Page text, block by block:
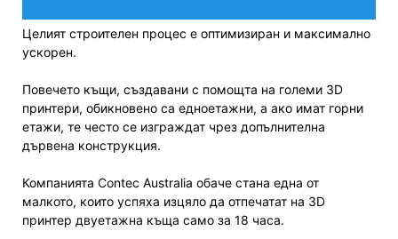
Целият строителен процес е оптимизиран и максимално
ускорен.
Повечето къщи, създавани с помощта на големи 3D
принтери, обикновено са едноетажни, а ако имат горни
етажи, те често се изграждат чрез допълнителна
дървена конструкция.
Компанията Contec Australia обаче стана една от
малкото, които успяха изцяло да отпечатат на 3D
принтер двуетажна къща само за 18 часа.